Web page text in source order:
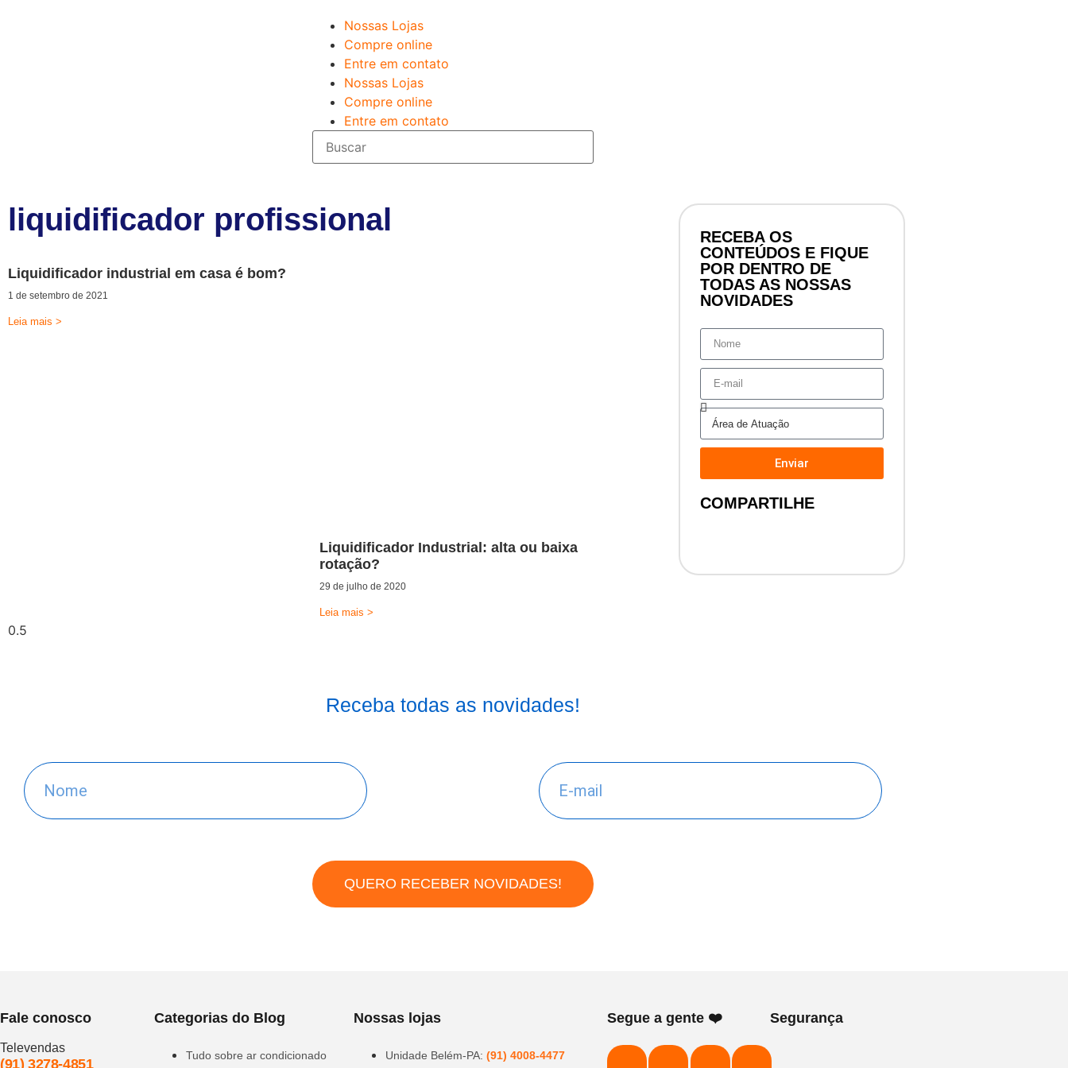
Nossas Lojas
Compre online
Entre em contato
Nossas Lojas
Compre online
Entre em contato
liquidificador profissional
Liquidificador industrial em casa é bom?
1 de setembro de 2021
Leia mais >
Liquidificador Industrial: alta ou baixa
rotação?
29 de julho de 2020
Leia mais >
RECEBA OS
CONTEÚDOS E FIQUE
POR DENTRO DE
TODAS AS NOSSAS
NOVIDADES
Enviar
COMPARTILHE
Receba todas as novidades!
QUERO RECEBER NOVIDADES!
Fale conosco
Televendas
(91) 3278-4851
Categorias do Blog
Tudo sobre ar condicionado
Nossas lojas
Unidade Belém-PA: (91) 4008-4477
Segue a gente ❤️ Segurança